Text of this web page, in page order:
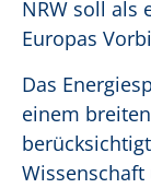
NRW soll als
Europas
Das
einem